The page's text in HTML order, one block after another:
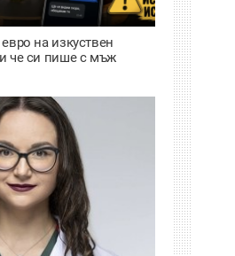
на изкуствен
че си пише с мъж